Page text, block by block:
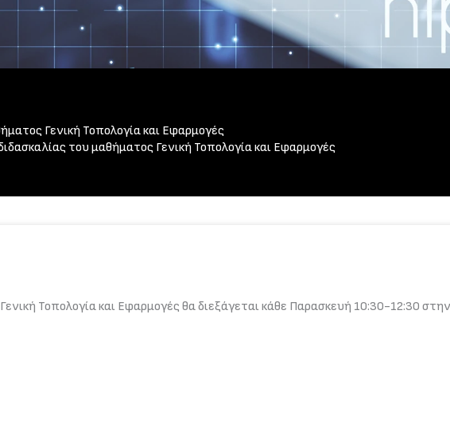
Γενική Τοπολογία και Εφαρμογές
του μαθήματος Γενική Τοπολογία και Εφαρμογές
Τοπολογία και Εφαρμογές θα διεξάγεται κάθε Παρασκευή 10:30-12:30